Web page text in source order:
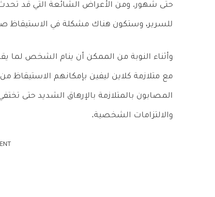
حتى شهور. ومن الأعراض الشائعة التي قد
للسرير، وستكون هناك مشكلة في الاستيقاظ
وأثناء النوبة من الممكن أن ينام الشخص
مع متلازمة كلاين ليفين بإمكانهم الاستيقاظ
المصابون بالمتلازمة بالإرهاق الشديد حتى
والالتزامات الشخصية.